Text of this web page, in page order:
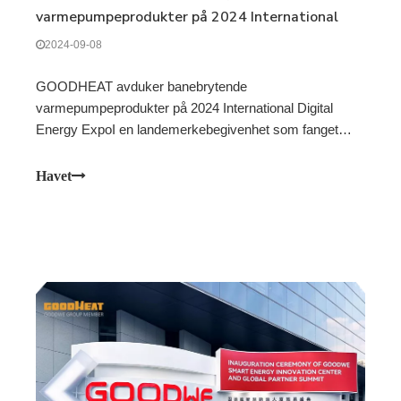
varmepumpeprodukter på 2024 International
Digital Energy Expo
2024-09-08
GOODHEAT avduker banebrytende
varmepumpeprodukter på 2024 International Digital
Energy ExpoI en landemerkebegivenhet som fanget
deltakere, gjorde GOODHEAT , et datterselskap av
Havet